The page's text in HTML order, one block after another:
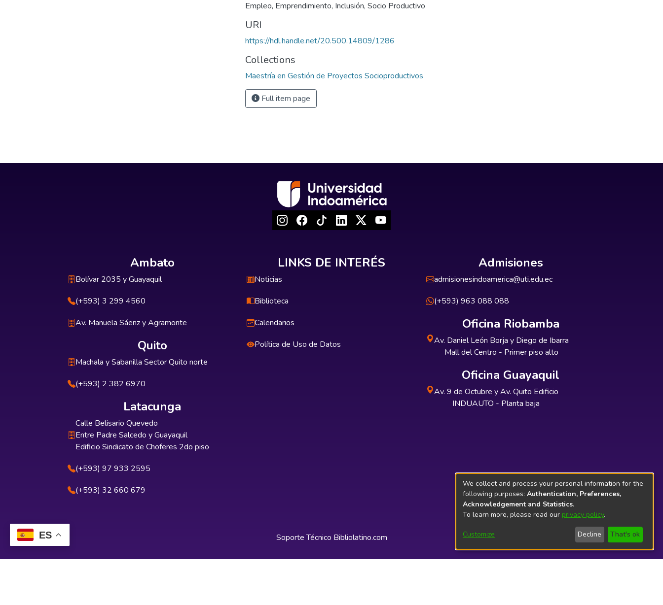
ES
Empleo, Emprendimiento, Inclusión, Socio Productivo
URI
https://hdl.handle.net/20.500.14809/1286
Collections
Maestría en Gestión de Proyectos Socioproductivos
Full item page
Ambato
Bolívar 2035 y Guayaquil
(+593) 3 299 4560
Av. Manuela Sáenz y Agramonte
Quito
Machala y Sabanilla Sector Quito norte
(+593) 2 382 6970
Latacunga
Calle Belisario Quevedo
Entre Padre Salcedo y Guayaquil
Edificio Sindicato de Choferes 2do piso
(+593) 97 933 2595
(+593) 32 660 679
LINKS DE INTERÉS
Noticias
Biblioteca
Calendarios
Política de Uso de Datos
Admisiones
admisionesindoamerica@uti.edu.ec
(+593) 963 088 088
Oficina Riobamba
Av. Daniel León Borja y Diego de Ibarra
Mall del Centro - Primer piso alto
Oficina Guayaquil
Av. 9 de Octubre y Av. Quito Edificio
INDUAUTO - Planta baja
Soporte Técnico Bibliolatino.com
We collect and process your personal information for the
following purposes: Authentication, Preferences,
Acknowledgement and Statistics.
To learn more, please read our privacy policy.
Customize Decline That's ok